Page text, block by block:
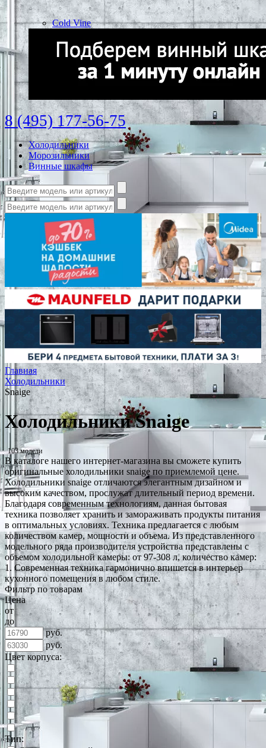
Cold Vine
8 (495) 177-56-75
Холодильники
Морозильники
Винные шкафы
Главная
Холодильники
Snaige
Холодильники Snaige
103 модели
В каталоге нашего интернет-магазина вы сможете купить
оригинальные холодильники snaige по приемлемой цене.
Холодильники snaige отличаются элегантным дизайном и
высоким качеством, прослужат длительный период времени.
Благодаря современным технологиям, данная бытовая
техника позволяет хранить и замораживать продукты питания
в оптимальных условиях. Техника предлагается с любым
количеством камер, мощности и объема. Из представленного
модельного ряда производителя устройства представлены с
объемом холодильной камеры: от 97-308 л, количество камер:
1. Современная техника гармонично впишется в интерьер
кухонного помещения в любом стиле.
Фильтр по товарам
Цена
от
до
руб.
руб.
Цвет корпуса:
Тип: